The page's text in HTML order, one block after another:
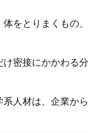
をとりまくもの
密接にかかわる
人材は、企業か